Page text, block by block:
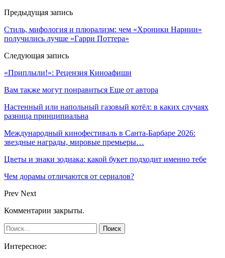
Предыдущая запись
Стиль, мифология и плюрализм: чем «Хроники Нарнии»
получились лучше «Гарри Поттера»
Следующая запись
«Приплыли!»: Рецензия Киноафиши
Вам также могут понравиться Еще от автора
Настенный или напольный газовый котёл: в каких случаях
разница принципиальна
Международный кинофестиваль в Санта-Барбаре 2026:
звездные награды, мировые премьеры…
Цветы и знаки зодиака: какой букет подходит именно тебе
Чем дорамы отличаются от сериалов?
Prev Next
Комментарии закрыты.
Интересное: